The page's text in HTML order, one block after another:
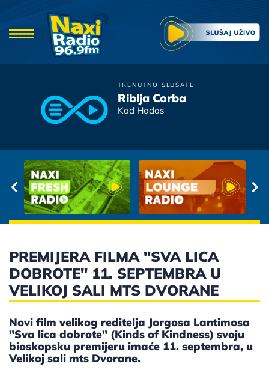
TRENUTNO SLUŠATE
Muzika bez
Riblja Corba
Kad Hodas
PREMIJERA FILMA "SVA LICA
DOBROTE" 11. SEPTEMBRA U
VELIKOJ SALI MTS DVORANE
Novi film velikog reditelja Jorgosa Lantimosa
"Sva lica dobrote" (Kinds of Kindness) svoju
bioskopsku premijeru imaće 11. septembra, u
Velikoj sali mts Dvorane.